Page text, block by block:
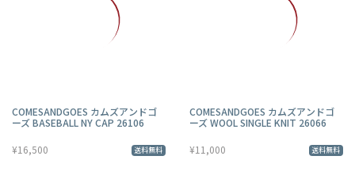
COMESANDGOES カムズアンドゴ
ーズ BASEBALL NY CAP 26106
¥16,500 送料無料
COMESANDGOES カムズアンドゴ
ーズ WOOL SINGLE KNIT 26066
¥11,000 送料無料